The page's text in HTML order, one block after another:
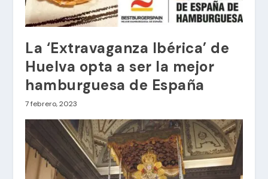
La ‘Extravaganza Ibérica’ de
Huelva opta a ser la mejor
hamburguesa de España
7 febrero, 2023